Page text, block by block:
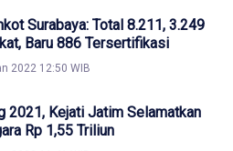
Surabaya: Total 8.211, 3.249
Baru 886 Tersertifikasi
2022 12:50 WIB
2021, Kejati Jatim Selamatkan
Rp 1,55 Triliun